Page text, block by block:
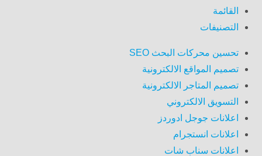
القائمة
التصنيفات
تحسين محركات البحث SEO
تصميم المواقع الالكترونية
تصميم المتاجر الالكترونية
التسويق الالكتروني
اعلانات جوجل ادوردز
اعلانات انستجرام
اعلانات سناب شات